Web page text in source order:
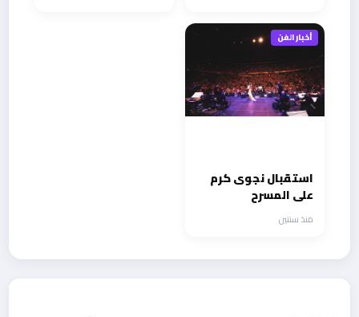
أخبار الفن
استقبال نجوى كرم
على المسرح
بالهتافات والزغاريد
من الجمهور في
منذ سنتين